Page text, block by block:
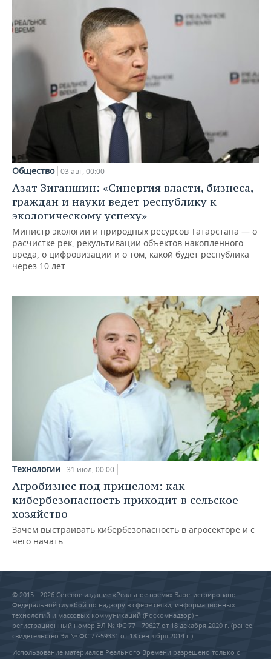
Общество 03 авг, 00:00
Азат Зиганшин: «Синергия власти, бизнеса,
граждан и науки ведет республику к
экологическому успеху»
Министр экологии и природных ресурсов Татарстана — о
расчистке рек, рекультивации объектов накопленного
вреда, о цифровизации и о том, какой будет республика
через 10 лет
Технологии 31 июл, 00:00
Агробизнес под прицелом: как
кибербезопасность приходит в сельское
хозяйство
Зачем выстраивать кибербезопасность в агросекторе и с
чего начать
© 2015 - 2026 Сетевое издание «Реальное время» Зарегистрировано
Федеральной службой по надзору в сфере связи, информационных
технологий и массовых коммуникаций (Роскомнадзор) –
регистрационный номер ЭЛ № ФС 77 - 79627 от 18 декабря 2020 г. (ранее
свидетельство Эл № ФС 77-59331 от 18 сентября 2014 г.)
Использование материалов Реального Времени разрешено только с